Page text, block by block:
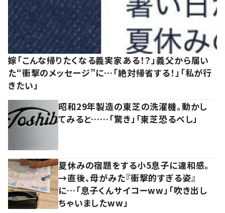
嫁「こんな帰りたくなる義実家ある！？」義父から届い
た“衝撃のメッセージ”に…「絶対帰省する！」「私が行
きたい」
昭和29年製造の東芝の洗濯機。動かし
てみると……「驚き」「東芝恐るべし」
夏休みの宿題をする小5息子に違和感。
→直後、母がみた『衝撃的すぎる姿』
に…「息子くんサイコーww」「吹き出し
ちゃいましたww」